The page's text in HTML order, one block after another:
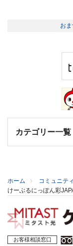
お
カテゴリー一覧
ホーム コミュニテ
けーぶるにっぽん彩
お客様相談窓口